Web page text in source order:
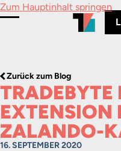
Zum Hauptinhalt springen
Menü umschalten
Zurück zum Blog
TRADEBYTE
EXTENSION
ZALANDO-
16. SEPTEMBER 2020